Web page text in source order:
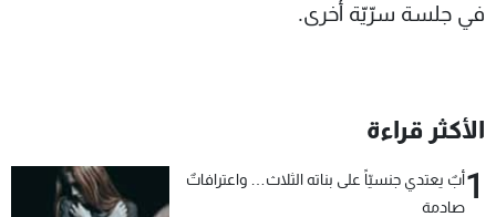
في جلسة سرّيّة أخرى.
الأكثر قراءة
1أبٌ يعتدي جنسيّاً على بناته الثلاث… واعترافاتٌ
صادمة